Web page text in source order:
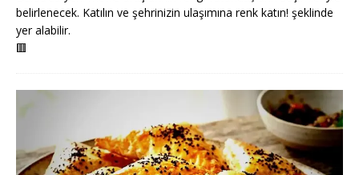
belirlenecek. Katılın ve şehrinizin ulaşımına renk katın! şeklinde
yer alabilir.
🟥